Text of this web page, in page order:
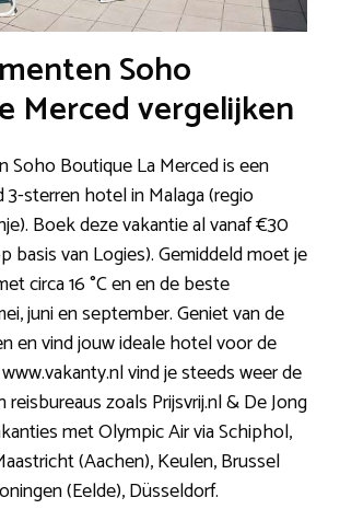
Soho
Merced vergelijken
Soho Boutique La Merced is een
sterren hotel in Malaga (regio
Boek deze vakantie al vanaf €30
basis van Logies). Gemiddeld moet je
circa 16 °C en en de beste
juni en september. Geniet van de
en vind jouw ideale hotel voor de
vind je steeds weer de
reisbureaus zoals Prijsvrij.nl & De Jong
met Olympic Air via Schiphol,
(Aachen), Keulen, Brussel
(Eelde), Düsseldorf.